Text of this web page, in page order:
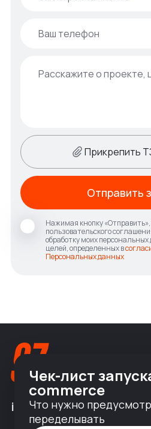
Прикрепить
Нажимая кнопку
пользовательского
обработку моих
целей, определенных в
Персональных данных
Отправить
info@nineseven.ru
Чек-лист
commerce
Что нужно
переделывать